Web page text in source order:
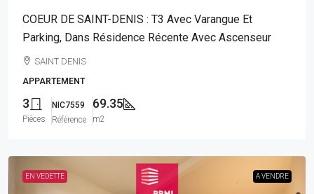
COEUR DE SAINT-DENIS : T3 Avec Varangue Et
Parking, Dans Résidence Récente Avec Ascenseur
SAINT DENIS
APPARTEMENT
3
Pièces
NIC7559
Référence
69.35
m2
EN VEDETTE A VENDRE